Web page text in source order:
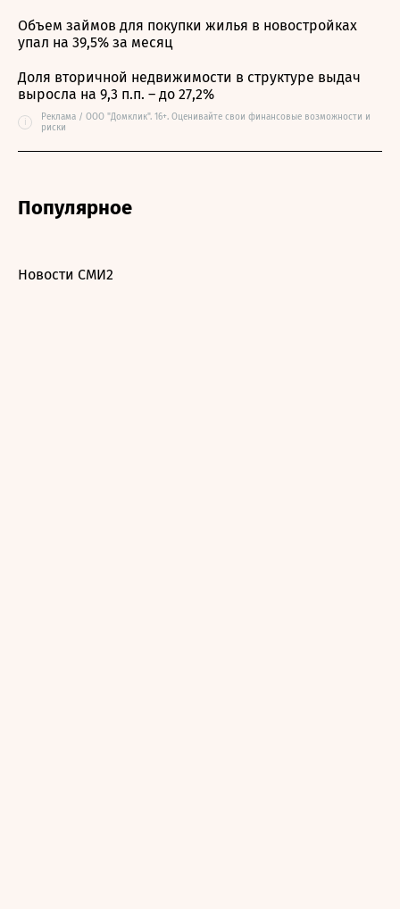
Объем займов для покупки жилья в новостройках
упал на 39,5% за месяц
Доля вторичной недвижимости в структуре выдач
выросла на 9,3 п.п. – до 27,2%
i
Реклама / ООО "Домклик". 16+. Оценивайте свои финансовые возможности и
риски
Популярное
Новости СМИ2